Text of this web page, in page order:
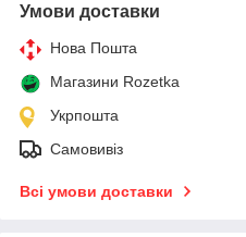
Умови доставки
Нова Пошта
Магазини Rozetka
Укрпошта
Самовивіз
Всі умови доставки